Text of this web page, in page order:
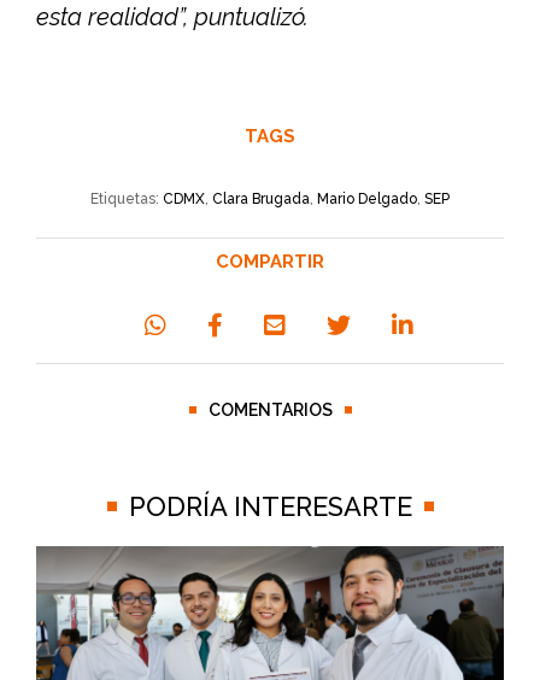
esta realidad”, puntualizó.
TAGS
Etiquetas: CDMX, Clara Brugada, Mario Delgado, SEP
COMPARTIR
COMENTARIOS
PODRÍA INTERESARTE